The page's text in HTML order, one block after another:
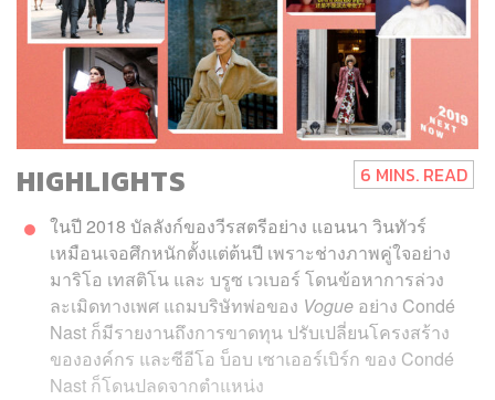
HIGHLIGHTS 6 MINS. READ
ในปี 2018 บัลลังก์ของวีรสตรีอย่าง แอนนา วินทัวร์
เหมือนเจอศึกหนักตั้งแต่ต้นปี เพราะช่างภาพคู่ใจอย่าง
มาริโอ เทสติโน และ บรูซ เวเบอร์ โดนข้อหาการล่วง
ละเมิดทางเพศ แถมบริษัทพ่อของ Vogue อย่าง Condé
Nast ก็มีรายงานถึงการขาดทุน ปรับเปลี่ยนโครงสร้าง
ขององค์กร และซีอีโอ บ็อบ เซาเออร์เบิร์ก ของ Condé
Nast ก็โดนปลดจากตำแหน่ง